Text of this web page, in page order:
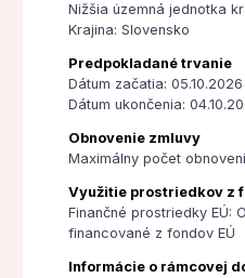
Nižšia územná jednotka
Krajina: Slovensko
Predpokladané trvanie
Dátum začatia: 05.10.2026
Dátum ukončenia:
Obnovenie zmluvy
Maximálny počet
Využitie prostriedkov z
Finančné prostriedky EÚ:
financované z fondov EÚ
Informácie o rámcovej